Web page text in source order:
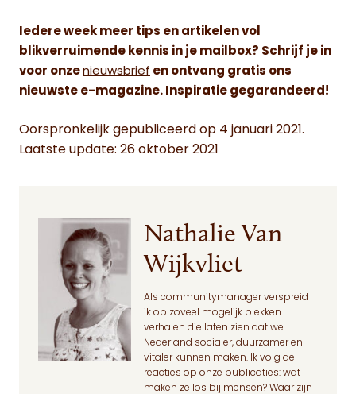
Iedere week meer tips en artikelen vol
blikverruimende kennis in je mailbox? Schrijf je in
voor onze nieuwsbrief en ontvang gratis ons
nieuwste e-magazine. Inspiratie gegarandeerd!
Oorspronkelijk gepubliceerd op 4 januari 2021.
Laatste update: 26 oktober 2021
Nathalie Van
Wijkvliet
Als communitymanager verspreid
ik op zoveel mogelijk plekken
verhalen die laten zien dat we
Nederland socialer, duurzamer en
vitaler kunnen maken. Ik volg de
reacties op onze publicaties: wat
maken ze los bij mensen? Waar zijn